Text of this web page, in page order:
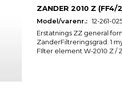
ZANDER 2010 Z (FF4/
Model/varenr.: 12-261-
Erstatnings ZZ general
ZanderFiltreringsgrad: 1
FIlter element W-2010 Z /